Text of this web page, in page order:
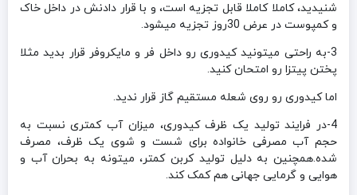
شنیدید، کاملا کاملا قابل تجزیه است، و با قرار دادنش در داخل خاک
و کمپوست در عرض 30روز تجزیه میشود.
3-به راحتی میتونید کیدوری رو داخل فر و مایکروفر قرار بدید مثلا
پختن پیتزا رو امتحان کنید.
اما کیدوری رو روی شعله مستقیم گاز قرار ندید.
4-در فرایند تولید یک ظرف کیدوری، میزان آب کمتری نسبت به
حجم آب مصرفی خانواده برای شست و شوی یک ظرف، مصرف
شده.همچنین به دلیل تولید کربن کمتر، میتونه به بحران آب و
هوایی و گرمایی جهانی هم کمک کند.